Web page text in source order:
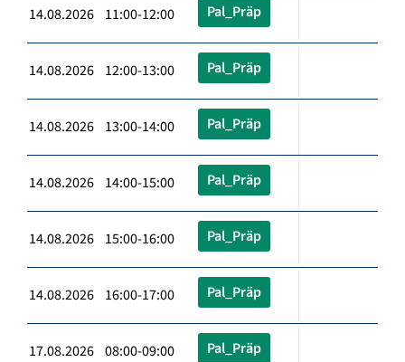
14.08.2026 11:00-12:00 Pal_Präp
14.08.2026 12:00-13:00 Pal_Präp
14.08.2026 13:00-14:00 Pal_Präp
14.08.2026 14:00-15:00 Pal_Präp
14.08.2026 15:00-16:00 Pal_Präp
14.08.2026 16:00-17:00 Pal_Präp
17.08.2026 08:00-09:00 Pal_Präp